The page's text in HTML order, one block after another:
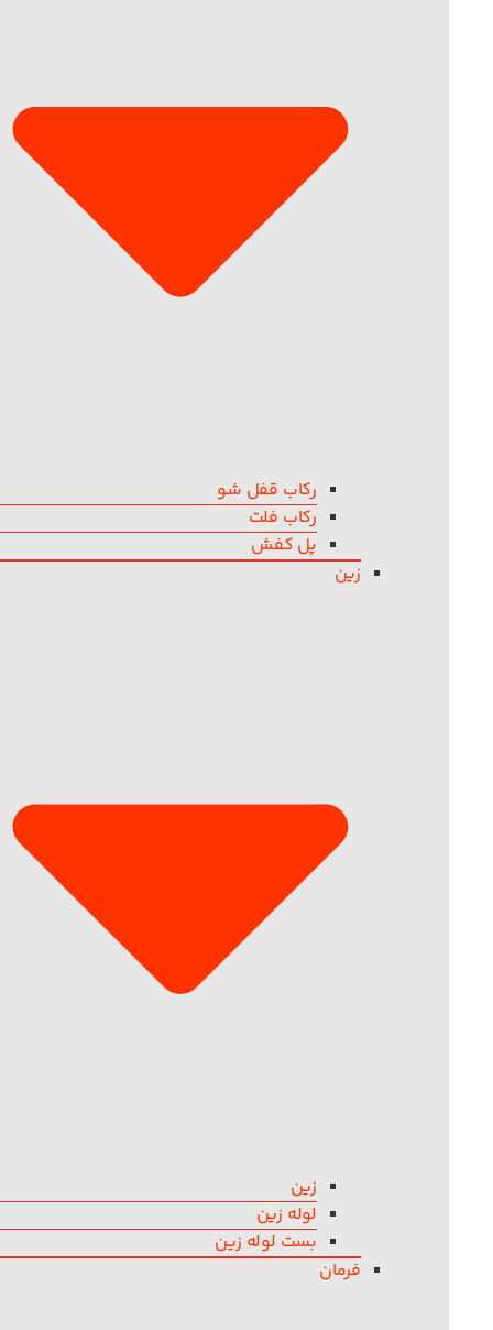
رکاب قفل شو
رکاب فلت
پل کفش
زین
زین
لوله زین
بست لوله زین
فرمان